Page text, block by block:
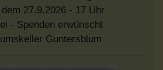
27.9.2026 - 17 Uhr
- Spenden erwünscht
Guntersblum